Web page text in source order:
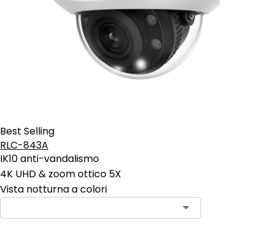
Best Selling
RLC-843A
IK10 anti-vandalismo
4K UHD & zoom ottico 5X
Vista notturna a colori